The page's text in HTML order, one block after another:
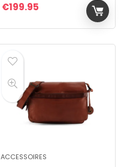
€199.95
ACCESSOIRES